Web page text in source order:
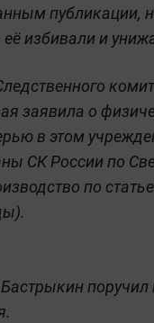
публикации,
избивали и
заявила о
в этом
СК России по
по